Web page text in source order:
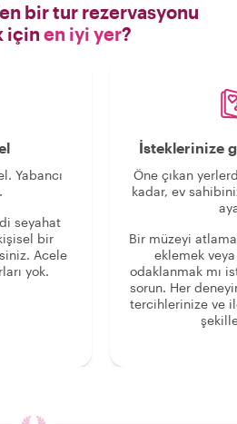
bir tur rezervasyonu
için en iyi yer?
Yabancı
seyahat
bir
Acele
yok.
İsteklerinize
Öne çıkan
kadar, ev
Bir müzeyi
eklemek
odaklanmak mı
sorun. Her
tercihlerinize ve